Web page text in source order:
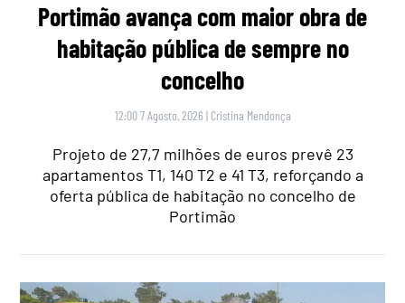
Portimão avança com maior obra de
habitação pública de sempre no
concelho
12:00 7 Agosto, 2026 | Cristina Mendonça
Projeto de 27,7 milhões de euros prevê 23
apartamentos T1, 140 T2 e 41 T3, reforçando a
oferta pública de habitação no concelho de
Portimão